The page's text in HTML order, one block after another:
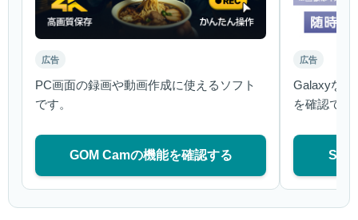
広告
PC画面の録画や動画作成に使えるソフト
です。
GOM Camの機能を確認する
広告
Galaxyなど
を確認でき